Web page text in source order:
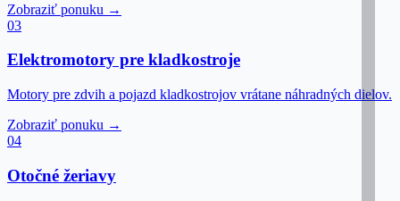
Zobraziť ponuku →
03
Elektromotory pre kladkostroje
Motory pre zdvih a pojazd kladkostrojov vrátane náhradných dielov.
Zobraziť ponuku →
04
Otočné žeriavy